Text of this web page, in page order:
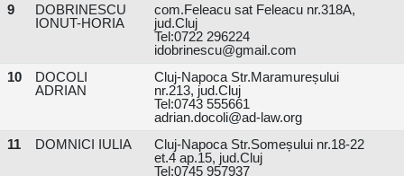
9
DOBRINESCU
IONUT-HORIA
com.Feleacu sat Feleacu nr.318A,
jud.Cluj
Tel:0722 296224
idobrinescu@gmail.com
10
DOCOLI
ADRIAN
Cluj-Napoca Str.Maramureșului
nr.213, jud.Cluj
Tel:0743 555661
adrian.docoli@ad-law.org
11
DOMNICI IULIA
Cluj-Napoca Str.Someșului nr.18-22
et.4 ap.15, jud.Cluj
Tel:0745 957937